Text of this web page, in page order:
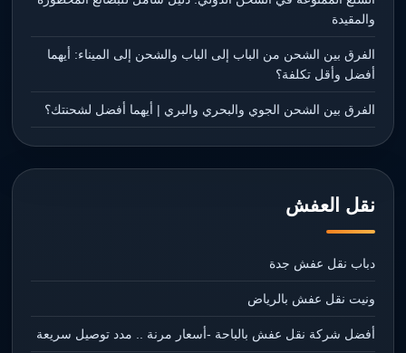
والمقيدة
الفرق بين الشحن من الباب إلى الباب والشحن إلى الميناء: أيهما
أفضل وأقل تكلفة؟
الفرق بين الشحن الجوي والبحري والبري | أيهما أفضل لشحنتك؟
نقل العفش
دباب نقل عفش جدة
ونيت نقل عفش بالرياض
أفضل شركة نقل عفش بالباحة -أسعار مرنة .. مدد توصيل سريعة